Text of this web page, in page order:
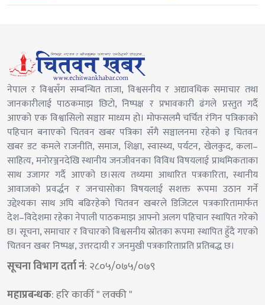
नेपाल र विश्वसँग सम्बन्धित ताजा, विश्वसनीय र अद्यावधिक समाचार तथा
जानकारीलाई पाठकमाझ छिटो, निष्पक्ष र प्रभावकारी ढंगले प्रस्तुत गर्दै
आएको एक विश्वासिलो सञ्चार माध्यम हो। मोफसलमै चर्चित रंगिन पत्रिकाको
पहिचान बनाएको चितवन खबर पत्रिका सँगै सञ्चालनमा रहेको इ चितवन
खबर डट कमले राजनीति, समाज, शिक्षा, स्वास्थ्य, पर्यटन, खेलकुद, कला–
साहित्य, मनोरञ्जनदेखि स्थानीय जनजीवनका विविध विषयलाई प्राथमिकताका
साथ उजागर गर्दै आएको छ।सत्य तथ्यमा आधारित पत्रकारिता, स्थानीय
आवाजको प्रवर्द्धन र जनचासोका विषयलाई सशक्त रूपमा उठान गर्ने
उद्देश्यका साथ अघि बढिरहेको चितवन खबरले डिजिटल पत्रकारितामार्फत
देश–विदेशमा रहेका नेपाली पाठकमाझ आफ्नो अलग पहिचान स्थापित गरेको
छ। सूचना, समाचार र विचारको विश्वसनीय स्रोतका रूपमा स्थापित हुँदै गएको
चितवन खबर निष्पक्ष, उत्तरदायी र जनमुखी पत्रकारिताप्रति प्रतिबद्ध छ।
सूचना विभाग दर्ता नं: २८०५/०७५/०७९
महाप्रबन्धक: हरि कार्की " लक्की "